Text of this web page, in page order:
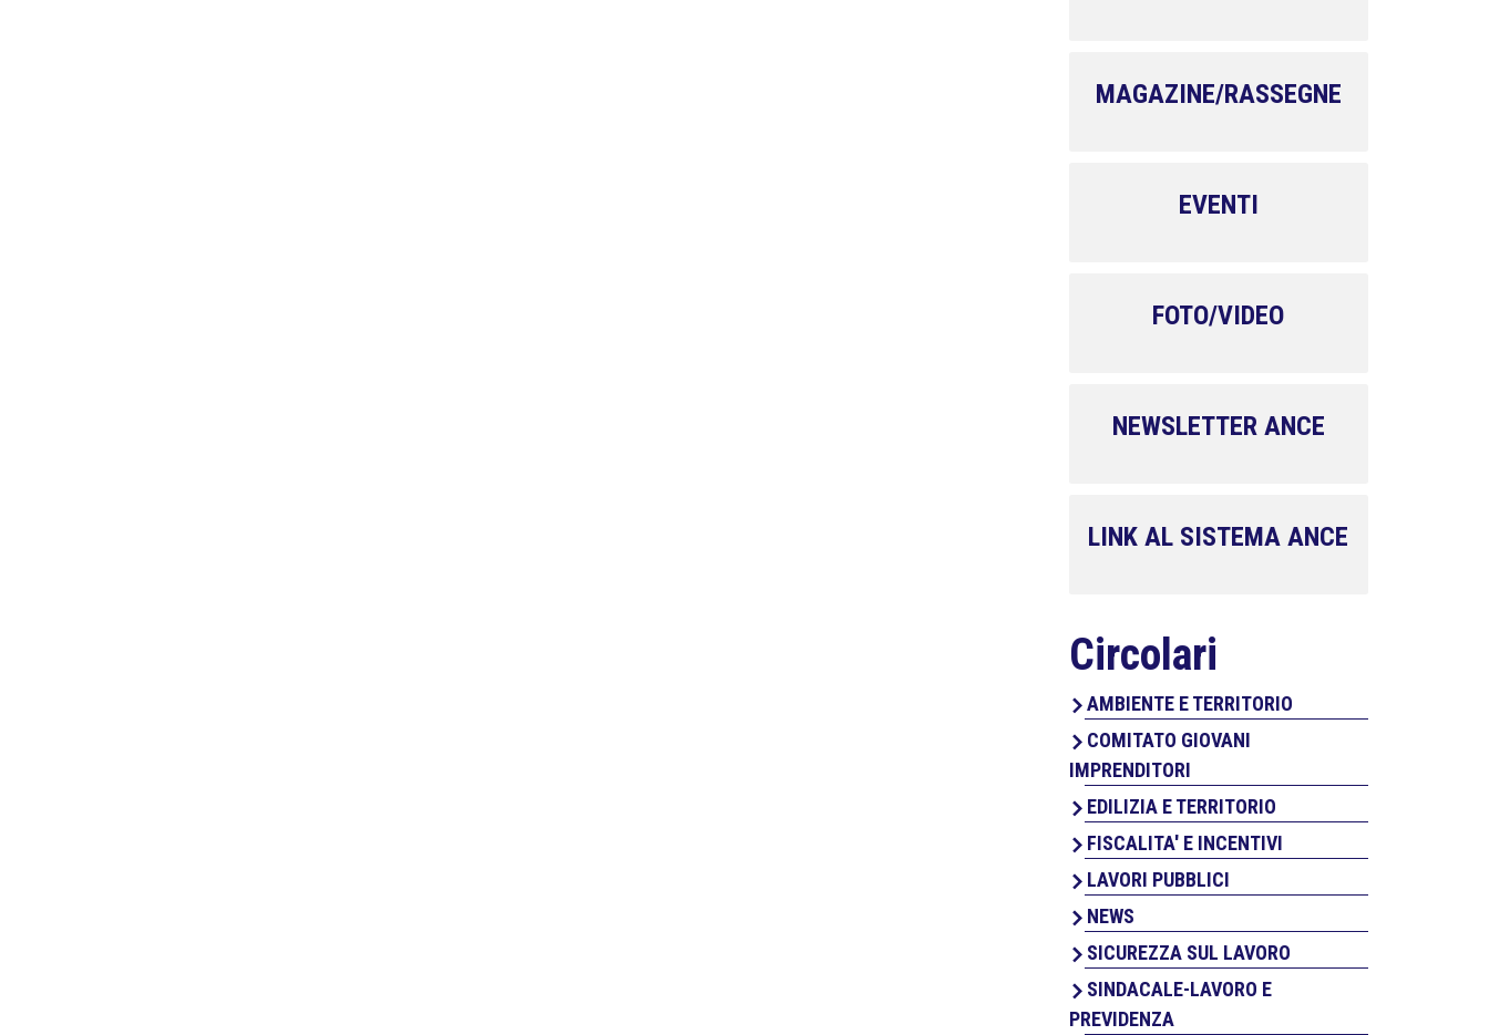
MAGAZINE/RASSEGNE
EVENTI
FOTO/VIDEO
NEWSLETTER ANCE
LINK AL SISTEMA ANCE
Circolari
AMBIENTE E TERRITORIO
COMITATO GIOVANI
IMPRENDITORI
EDILIZIA E TERRITORIO
FISCALITA' E INCENTIVI
LAVORI PUBBLICI
NEWS
SICUREZZA SUL LAVORO
SINDACALE-LAVORO E
PREVIDENZA